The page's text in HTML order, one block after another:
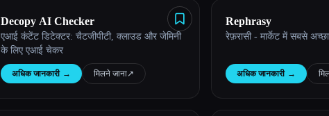
Decopy AI Checker
एआई कंटेंट डिटेक्टर: चैटजीपीटी, क्लाउड और जेमिनी
के लिए एआई चेकर
अधिक जानकारी → मिलने जाना↗︎
Rephrasy
रेफ़रासी - मार्केट में सबसे
अधिक जानकारी →